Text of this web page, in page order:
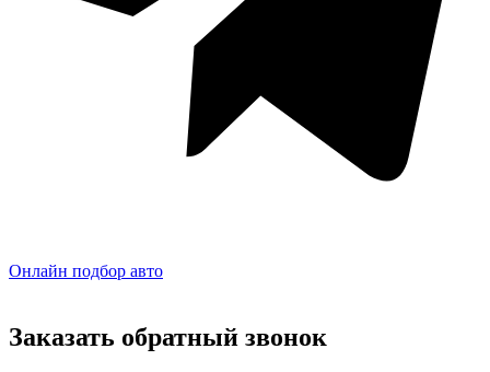
Онлайн подбор авто
Заказать обратный звонок